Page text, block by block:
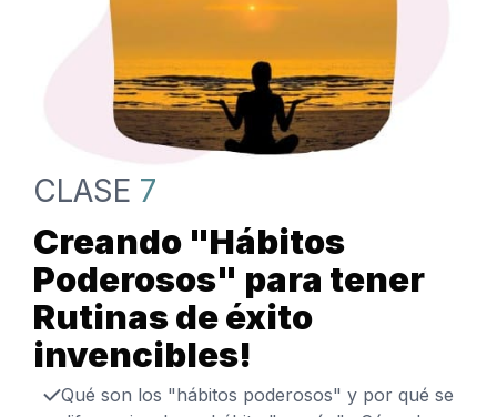
CLASE 7
Creando "Hábitos
Poderosos" para tener
Rutinas de éxito
invencibles!
Qué son los "hábitos poderosos" y por qué se